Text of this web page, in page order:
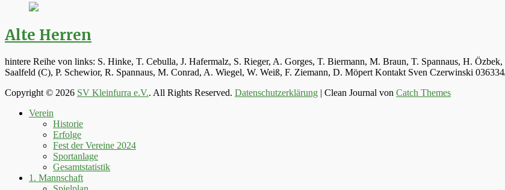
Alte Herren
hintere Reihe von links: S. Hinke, T. Cebulla, J. Hafermalz, S. Rieger, A. Gorges, T. Biermann, M. Braun, T. Spannaus, H.
Saalfeld (C), P. Schewior, R. Spannaus, M. Conrad, A. Wiegel, W. Weiß, F. Ziemann, D. Möpert Kontakt Sven Czerwinski
Copyright © 2026 SV Kleinfurra e.V.. All Rights Reserved. Datenschutzerklärung | Clean Journal von Catch Themes
scrollenVerein
Historie
Erfolge
Fest der Vereine 2024
Sportanlage
Gesamtstatistik
1. Mannschaft